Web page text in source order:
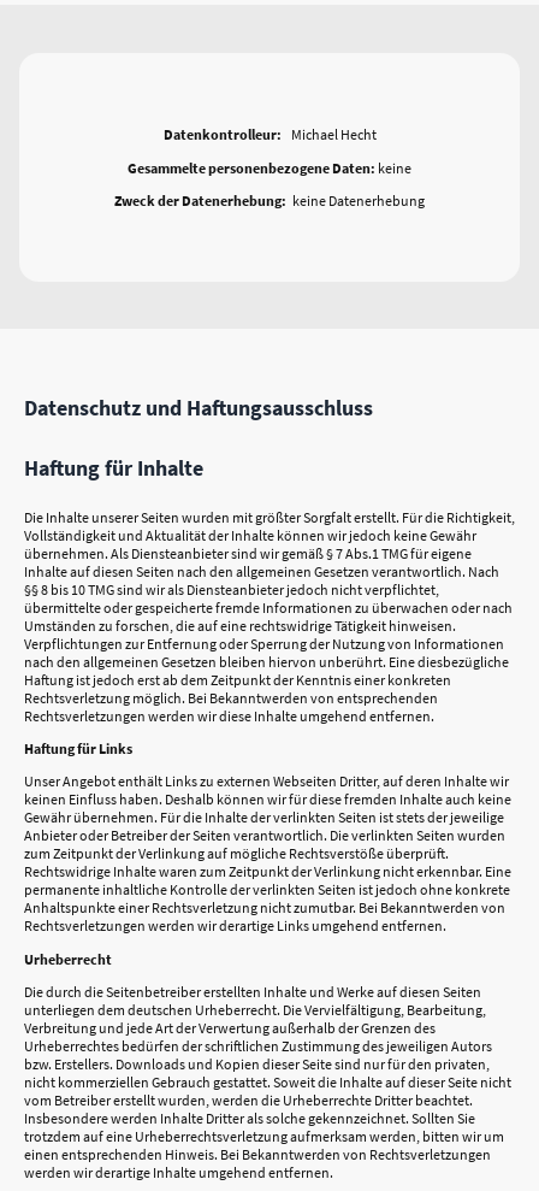
Datenkontrolleur: Michael Hecht
Gesammelte personenbezogene Daten: keine
Zweck der Datenerhebung: keine Datenerhebung
Datenschutz und Haftungsausschluss
Haftung für Inhalte
Die Inhalte unserer Seiten wurden mit größter Sorgfalt erstellt. Für die Richtigkeit,
Vollständigkeit und Aktualität der Inhalte können wir jedoch keine Gewähr
übernehmen. Als Diensteanbieter sind wir gemäß § 7 Abs.1 TMG für eigene
Inhalte auf diesen Seiten nach den allgemeinen Gesetzen verantwortlich. Nach
§§ 8 bis 10 TMG sind wir als Diensteanbieter jedoch nicht verpflichtet,
übermittelte oder gespeicherte fremde Informationen zu überwachen oder nach
Umständen zu forschen, die auf eine rechtswidrige Tätigkeit hinweisen.
Verpflichtungen zur Entfernung oder Sperrung der Nutzung von Informationen
nach den allgemeinen Gesetzen bleiben hiervon unberührt. Eine diesbezügliche
Haftung ist jedoch erst ab dem Zeitpunkt der Kenntnis einer konkreten
Rechtsverletzung möglich. Bei Bekanntwerden von entsprechenden
Rechtsverletzungen werden wir diese Inhalte umgehend entfernen.
Haftung für Links
Unser Angebot enthält Links zu externen Webseiten Dritter, auf deren Inhalte wir
keinen Einfluss haben. Deshalb können wir für diese fremden Inhalte auch keine
Gewähr übernehmen. Für die Inhalte der verlinkten Seiten ist stets der jeweilige
Anbieter oder Betreiber der Seiten verantwortlich. Die verlinkten Seiten wurden
zum Zeitpunkt der Verlinkung auf mögliche Rechtsverstöße überprüft.
Rechtswidrige Inhalte waren zum Zeitpunkt der Verlinkung nicht erkennbar. Eine
permanente inhaltliche Kontrolle der verlinkten Seiten ist jedoch ohne konkrete
Anhaltspunkte einer Rechtsverletzung nicht zumutbar. Bei Bekanntwerden von
Rechtsverletzungen werden wir derartige Links umgehend entfernen.
Urheberrecht
Die durch die Seitenbetreiber erstellten Inhalte und Werke auf diesen Seiten
unterliegen dem deutschen Urheberrecht. Die Vervielfältigung, Bearbeitung,
Verbreitung und jede Art der Verwertung außerhalb der Grenzen des
Urheberrechtes bedürfen der schriftlichen Zustimmung des jeweiligen Autors
bzw. Erstellers. Downloads und Kopien dieser Seite sind nur für den privaten,
nicht kommerziellen Gebrauch gestattet. Soweit die Inhalte auf dieser Seite nicht
vom Betreiber erstellt wurden, werden die Urheberrechte Dritter beachtet.
Insbesondere werden Inhalte Dritter als solche gekennzeichnet. Sollten Sie
trotzdem auf eine Urheberrechtsverletzung aufmerksam werden, bitten wir um
einen entsprechenden Hinweis. Bei Bekanntwerden von Rechtsverletzungen
werden wir derartige Inhalte umgehend entfernen.